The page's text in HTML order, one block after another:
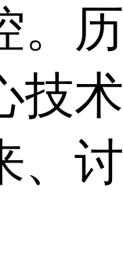
。
技
、